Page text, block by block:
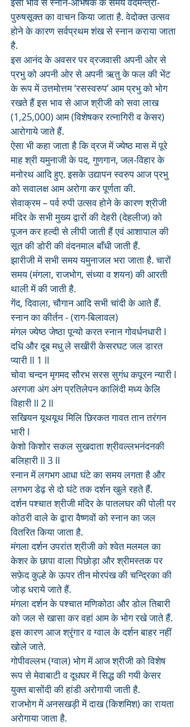
पुरुषसूक्त का वाचन किया जाता है. वेदोक्त उत्सव
होने के कारण सर्वप्रथम शंख से स्नान कराया जाता
है.
इस आनंद के अवसर पर व्रजवासी अपनी ओर से
प्रभु को अपनी ओर से अपनी ऋतु के फल की भेंट
के रूप में उत्तमोत्तम ‘रसस्वरुप’ आम प्रभु को भोग
रखते हैं इस भाव से आज श्रीजी को सवा लाख
(1,25,000) आम (विशेषकर रत्नागिरी व केसर)
आरोगाये जाते हैं.
ऐसा भी कहा जाता है कि व्रज में ज्येष्ठ मास में पूरे
माह श्री यमुनाजी के पद, गुणगान, जल-विहार के
मनोरथ आदि हुए. इसके उद्यापन स्वरुप आज प्रभु
को सवालक्ष आम अरोगा कर पूर्णता की.
सेवाक्रम – पर्व रुपी उत्सव होने के कारण श्रीजी
मंदिर के सभी मुख्य द्वारों की देहरी (देहलीज) को
पूजन कर हल्दी से लीपी जाती हैं एवं आशापाल की
सूत की डोरी की वंदनमाल बाँधी जाती हैं.
झारीजी में सभी समय यमुनाजल भरा जाता है. चारों
समय (मंगला, राजभोग, संध्या व शयन) की आरती
थाली में की जाती है.
गेंद, दिवाला, चौगान आदि सभी चांदी के आते हैं.
स्नान का कीर्तन - (राग-बिलावल)
मंगल ज्येष्ठ जेष्ठा पून्यो करत स्नान गोवर्धनधारी l
दधि और दूब मधु ले सखीरी केसरघट जल डारत
प्यारी ll 1 ll
चोवा चन्दन मृगमद सौरभ सरस सुगंध कपूरन न्यारी l
अरगजा अंग अंग प्रतिलेपन कालिंदी मध्य केलि
विहारी ll 2 ll
सखियन यूथयूथ मिलि छिरकत गावत तान तरंगन
भारी l
केशो किशोर सकल सुखदाता श्रीवल्लभनंदनकी
बलिहारी ll 3 ll
स्नान में लगभग आधा घंटे का समय लगता है और
लगभग डेढ़ से दो घंटे तक दर्शन खुले रहते हैं.
दर्शन पश्चात श्रीजी मंदिर के पातलघर की पोली पर
कोठरी वाले के द्वारा वैष्णवों को स्नान का जल
वितरित किया जाता है.
मंगला दर्शन उपरांत श्रीजी को श्वेत मलमल का
केशर के छापा वाला पिछोड़ा और श्रीमस्तक पर
सफ़ेद कुल्हे के ऊपर तीन मोरपंख की चन्द्रिका की
जोड़ धराये जाते हैं.
मंगला दर्शन के पश्चात मणिकोठा और डोल तिबारी
को जल से खासा कर वहां आम के भोग रखे जाते हैं.
इस कारण आज श्रृंगार व ग्वाल के दर्शन बाहर नहीं
खोले जाते.
गोपीवल्लभ (ग्वाल) भोग में आज श्रीजी को विशेष
रूप से मेवाबाटी व दूधघर में सिद्ध की गयी केसर
युक्त बासोंदी की हांडी अरोगायी जाती है.
राजभोग में अनसखड़ी में दाख (किशमिश) का रायता
अरोगाया जाता है.